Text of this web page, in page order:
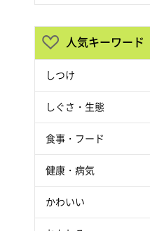
人気キーワード
しつけ
しぐさ・生態
食事・フード
健康・病気
かわいい